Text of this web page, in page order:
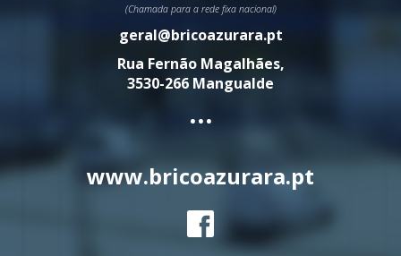
(Chamada para a rede fixa nacional)
geral@bricoazurara.pt
Rua Fernão Magalhães,
3530-266 Mangualde
...
www.bricoazurara.pt